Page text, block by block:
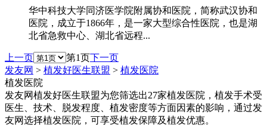
华中科技大学同济医学院附属协和医院，简称武汉协和
医院，成立于1866年，是一家大型综合性医院，也是湖
北省急救中心、湖北省远程...
上一页 第1页下一页
发友网 > 植发好医生联盟 > 植发医院
植发医院
发友网植发好医生联盟为您筛选出27家植发医院，植发手术受
医生、技术、脱发程度、植发密度等方面因素的影响，通过发
友网选择植发医院，可享受植发保障及植发优惠。